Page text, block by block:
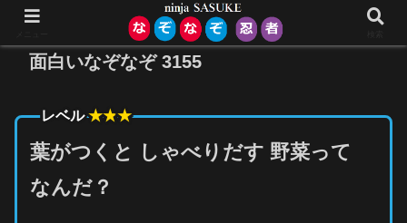
面白いなぞなぞ 3155
レベル★★★
葉がつくと しゃべりだす 野菜って
なんだ？